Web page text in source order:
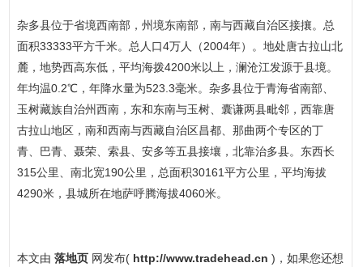
杂多县位于省境西南部，州境东南部，南与西藏自治区接攘。总
面积33333平方千米。总人口4万人（2004年）。地处唐古拉山北
麓，地势西高东低，平均海拨4200米以上，澜沧江发源于县境。
年均温0.2℃，年降水量为523.3毫米。杂多县位于青海省南部、
玉树藏族自治州西南，东和东南与玉树、囊谦两县毗邻，西靠唐
古拉山地区，南和西南与西藏自治区昌都、那曲两个专区的丁
青、巴青、聂荣、索县、安多等五县接壤，北靠治多县。东西长
315公里、南北宽190公里，总面积30161平方公里，平均海拔
4290米，县城所在地萨呼腾海拔4060米。
本文由 落地页 网发布( http://www.tradehead.cn )，如果您还想